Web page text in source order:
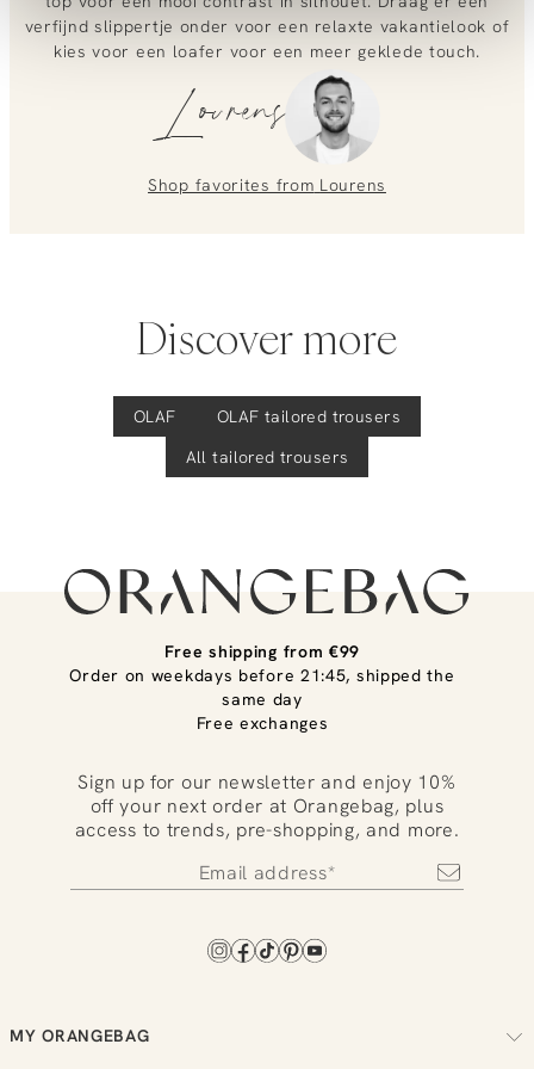
Linnen/katoenmix broek
0851 303631 (Mon–Fri: 09:00–17:00). We’re happy to help!
verfijnd slippertje onder voor een relaxte vakantielook of
kies voor een loafer voor een meer geklede touch.
Lourens
Shop favorites from Lourens
Discover more
OLAF OLAF tailored trousers
All tailored trousers
Free shipping from €99
Order on weekdays before 21:45, shipped the
same day
Free exchanges
Sign up for our newsletter and enjoy 10%
off your next order at Orangebag, plus
access to trends, pre-shopping, and more.
MY ORANGEBAG